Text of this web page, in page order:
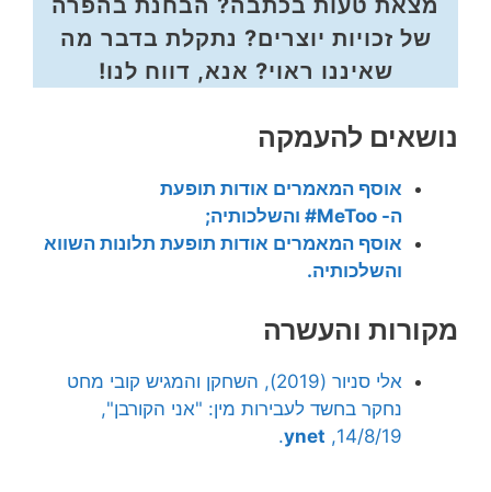
מצאת טעות בכתבה? הבחנת בהפרה
של זכויות יוצרים? נתקלת בדבר מה
שאיננו ראוי? אנא, דווח לנו!
נושאים להעמקה
אוסף המאמרים אודות תופעת
ה- MeToo# והשלכותיה;
אוסף המאמרים אודות תופעת תלונות השווא
והשלכותיה.
מקורות והעשרה
אלי סניור (2019), השחקן והמגיש קובי מחט
נחקר בחשד לעבירות מין: "אני הקורבן",
14/8/19,
ynet
.